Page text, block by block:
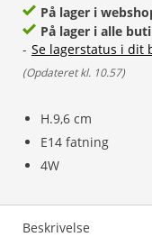
H.9,6 cm
E14 fatning
4W
På lager i
På lager i alle
- Se lagerstatus i dit
(Opdateret kl. 10.57)
Beskrivelse